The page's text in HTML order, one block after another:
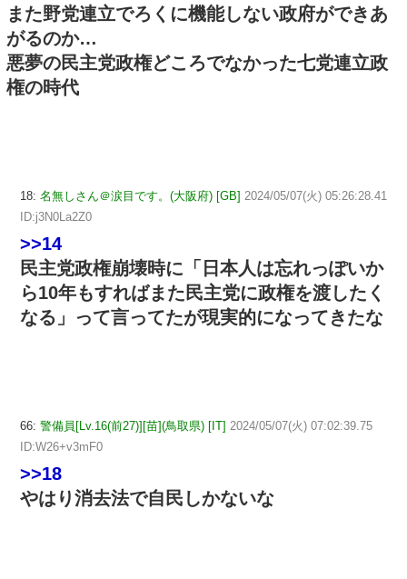
また野党連立でろくに機能しない政府ができあ
がるのか…
悪夢の民主党政権どころでなかった七党連立政
権の時代
18: 名無しさん＠涙目です。(大阪府) [GB] 2024/05/07(火) 05:26:28.41
ID:j3N0La2Z0
>>14
民主党政権崩壊時に「日本人は忘れっぽいか
ら10年もすればまた民主党に政権を渡したく
なる」って言ってたが現実的になってきたな
66: 警備員[Lv.16(前27)][苗](鳥取県) [IT] 2024/05/07(火) 07:02:39.75
ID:W26+v3mF0
>>18
やはり消去法で自民しかないな